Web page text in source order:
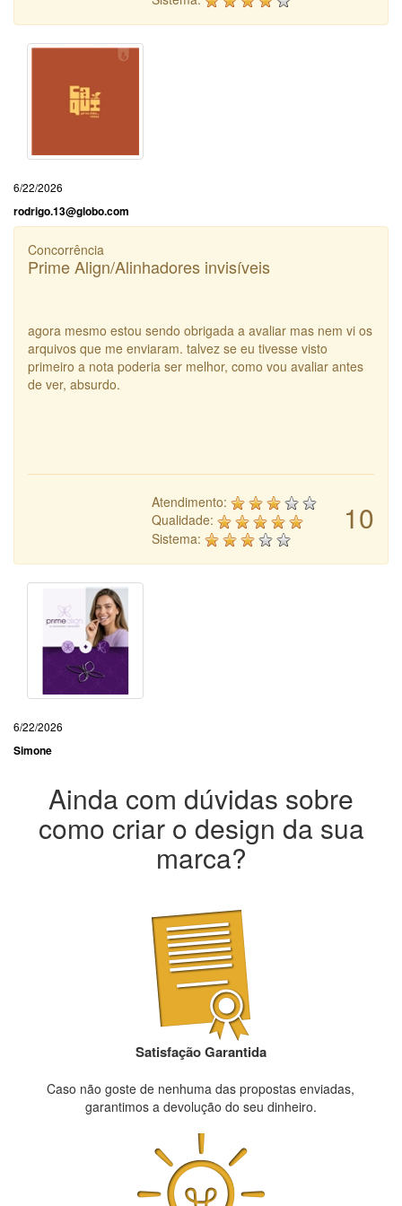
6/22/2026
rodrigo.13@globo.com
Concorrência
Prime Align/Alinhadores invisíveis
agora mesmo estou sendo obrigada a avaliar mas nem vi os
arquivos que me enviaram. talvez se eu tivesse visto
primeiro a nota poderia ser melhor, como vou avaliar antes
de ver, absurdo.
10
Atendimento:
Qualidade:
Sistema:
6/22/2026
Simone
Ainda com dúvidas sobre
como criar o design da sua
marca?
Satisfação Garantida
Caso não goste de nenhuma das propostas enviadas,
garantimos a devolução do seu dinheiro.